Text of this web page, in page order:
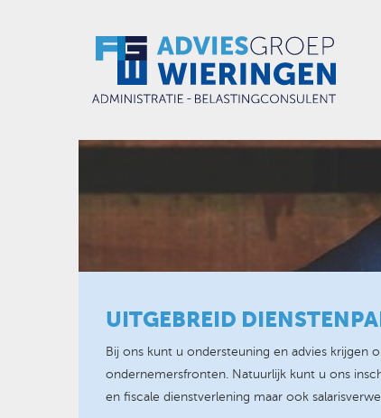
UITGEBREID
Bij ons kunt u ondersteuning en advies krijgen
ondernemersfronten. Natuurlijk kunt u ons
en fiscale dienstverlening maar ook